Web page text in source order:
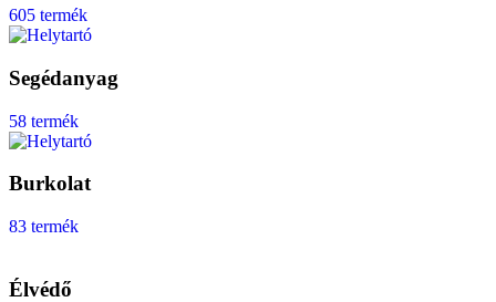
605 termék
Segédanyag
58 termék
Burkolat
83 termék
Élvédő